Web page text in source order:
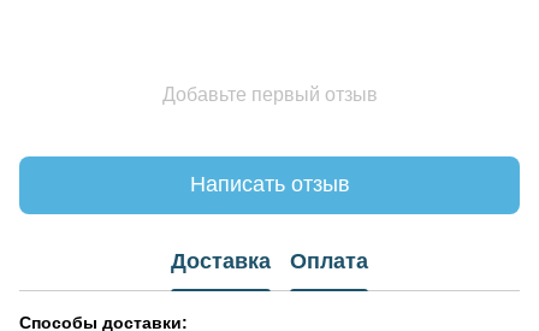
Добавьте первый отзыв
Написать отзыв
Доставка Оплата
Способы доставки: